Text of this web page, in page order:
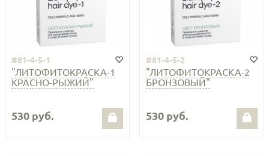
#81-4-5-1
"ЛИТОФИТОКРАСКА-1
КРАСНО-РЫЖИЙ"
530 руб.
#81-4-5-2
"ЛИТОФИТОКРАСКА-2
БРОНЗОВЫЙ"
530 руб.